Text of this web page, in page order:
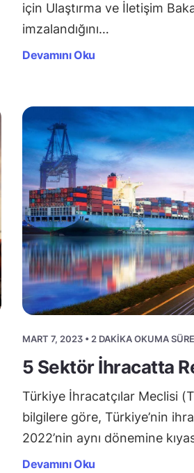
için Ulaştırma ve İletişim
imzalandığını…
Devamını Oku
MART 7, 2023 • 2 DAKIKA OKUMA
5 Sektör İhracatta
Türkiye İhracatçılar Meclisi
bilgilere göre, Türkiye’nin
2022’nin aynı dönemine
Devamını Oku